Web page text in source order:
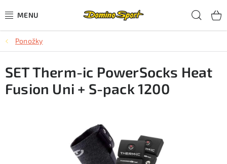
na
CYKLISTIKA
SJEZDOVÉ LYŽOVÁNÍ
SKIALPOVÉ LYŽOVÁNÍ
Ponožky
SET Therm-ic PowerSocks Heat
Fusion Uni + S-pack 1200